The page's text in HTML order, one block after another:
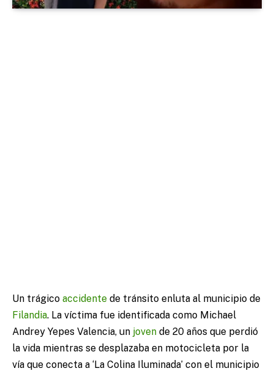
Un trágico accidente de tránsito enluta al municipio de
Filandia. La víctima fue identificada como Michael
Andrey Yepes Valencia, un joven de 20 años que perdió
la vida mientras se desplazaba en motocicleta por la
vía que conecta a ‘La Colina Iluminada’ con el municipio